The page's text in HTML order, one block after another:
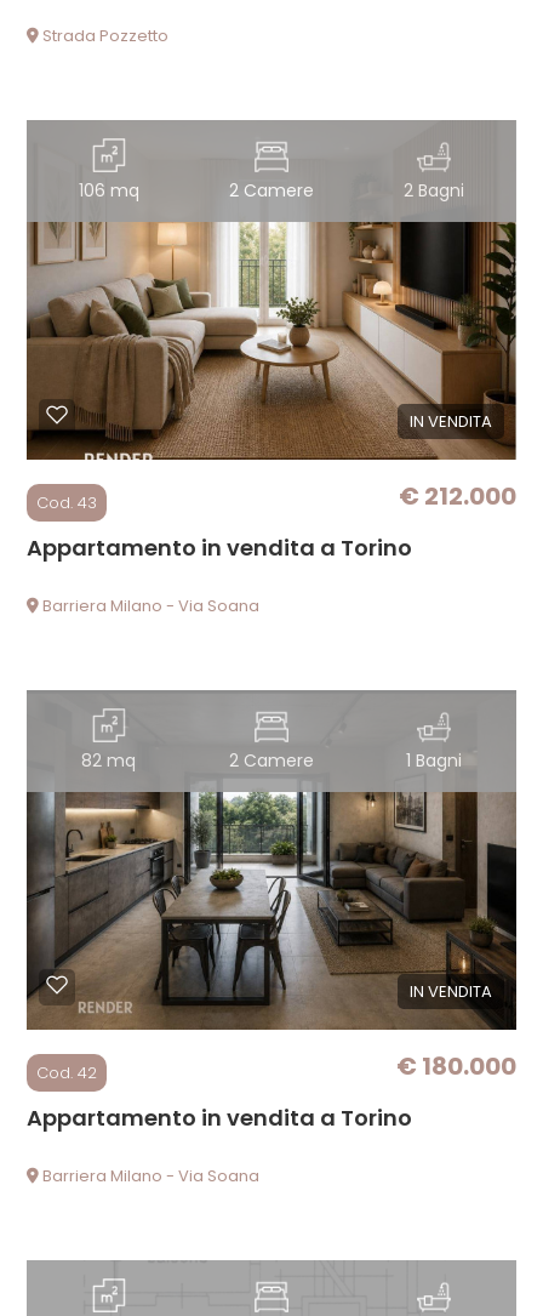
Strada Pozzetto
106 mq 2 Camere 2 Bagni
IN VENDITA
Cod. 43 € 212.000
Appartamento in vendita a Torino
Barriera Milano - Via Soana
82 mq 2 Camere 1 Bagni
IN VENDITA
Cod. 42 € 180.000
Appartamento in vendita a Torino
Barriera Milano - Via Soana